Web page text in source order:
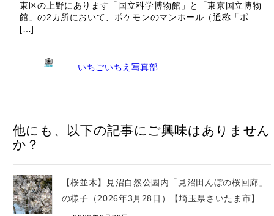
東区の上野にあります「国立科学博物館」と「東京国立博物
館」の2カ所において、ポケモンのマンホール（通称「ポ
[…]
いちごいちえ写真部
他にも、以下の記事にご興味はありません
か？
【桜並木】見沼自然公園内「見沼田んぼの桜回廊」
の様子（2026年3月28日）【埼玉県さいたま市】